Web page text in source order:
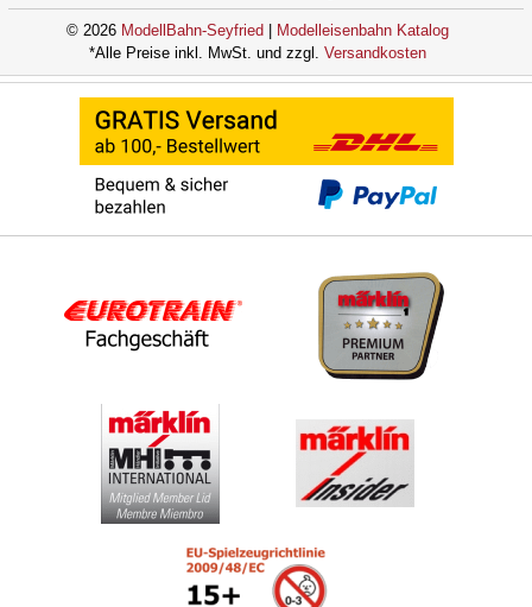
© 2026 ModellBahn-Seyfried
Modelleisenbahn Katalog
*Alle Preise inkl. MwSt. und zzgl. Versandkosten